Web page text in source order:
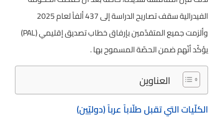
الفيدرالية سقف تصاريح الدراسة إلى ‎437 ألفاً لعام 2025
وألزمت جميع المتقدّمين بإرفاق خطاب تصديق إقليمي (PAL)
يؤكّد أنّهم ضمن الحصّة المسموح بها .
العناوين
الكلّيات التي تقبل طلّاباً عرباً (دوليّين)